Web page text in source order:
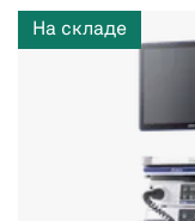
На складе